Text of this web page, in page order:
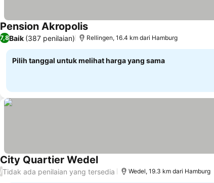
Pension AkropolisLihat harga
7,8Baik (387 penilaian) Rellingen, 16.4 km dari Hamburg
Pilih tanggal untuk melihat harga yang sama
City Quartier WedelLihat harga
/Tidak ada penilaian yang tersedia Wedel, 19.3 km dari Hamburg